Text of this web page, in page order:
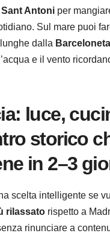
Sant Antoni per
Sul mare puoi
dalla Barceloneta
e il vento
luce,
storico
in 2–3
scelta intelligente se
rilassato rispetto a
rinunciare a